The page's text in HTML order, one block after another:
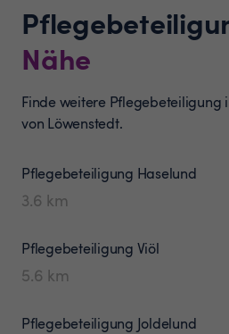
Nähe
Finde weitere Pflegebeteiligung
von Löwenstedt.
Pflegebeteiligung Haselund
3.6 km
Pflegebeteiligung Viöl
5.6 km
Pflegebeteiligung Joldelund